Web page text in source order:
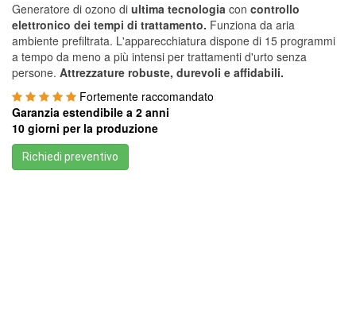
Generatore di ozono di ultima tecnologia con controllo
elettronico dei tempi di trattamento. Funziona da aria
ambiente prefiltrata. L'apparecchiatura dispone di 15 programmi
a tempo da meno a più intensi per trattamenti d'urto senza
persone. Attrezzature robuste, durevoli e affidabili.
Fortemente raccomandato
Garanzia estendibile a 2 anni
10 giorni per la produzione
Richiedi preventivo